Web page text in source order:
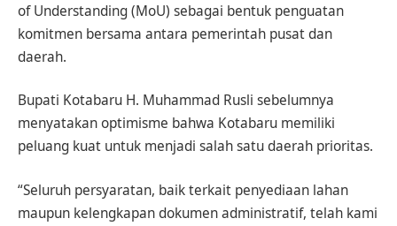
of Understanding (MoU) sebagai bentuk penguatan
komitmen bersama antara pemerintah pusat dan
daerah.
Bupati Kotabaru H. Muhammad Rusli sebelumnya
menyatakan optimisme bahwa Kotabaru memiliki
peluang kuat untuk menjadi salah satu daerah prioritas.
“Seluruh persyaratan, baik terkait penyediaan lahan
maupun kelengkapan dokumen administratif, telah kami